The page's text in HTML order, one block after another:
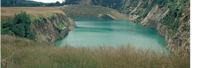
massives